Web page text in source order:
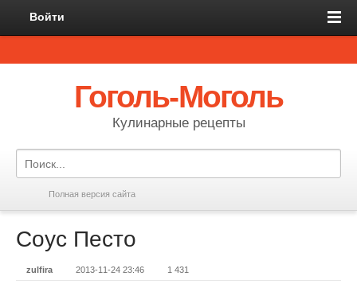
Войти
Гоголь-Моголь
Кулинарные рецепты
Полная версия сайта
Соус Песто
zulfira 2013-11-24 23:46 1 431